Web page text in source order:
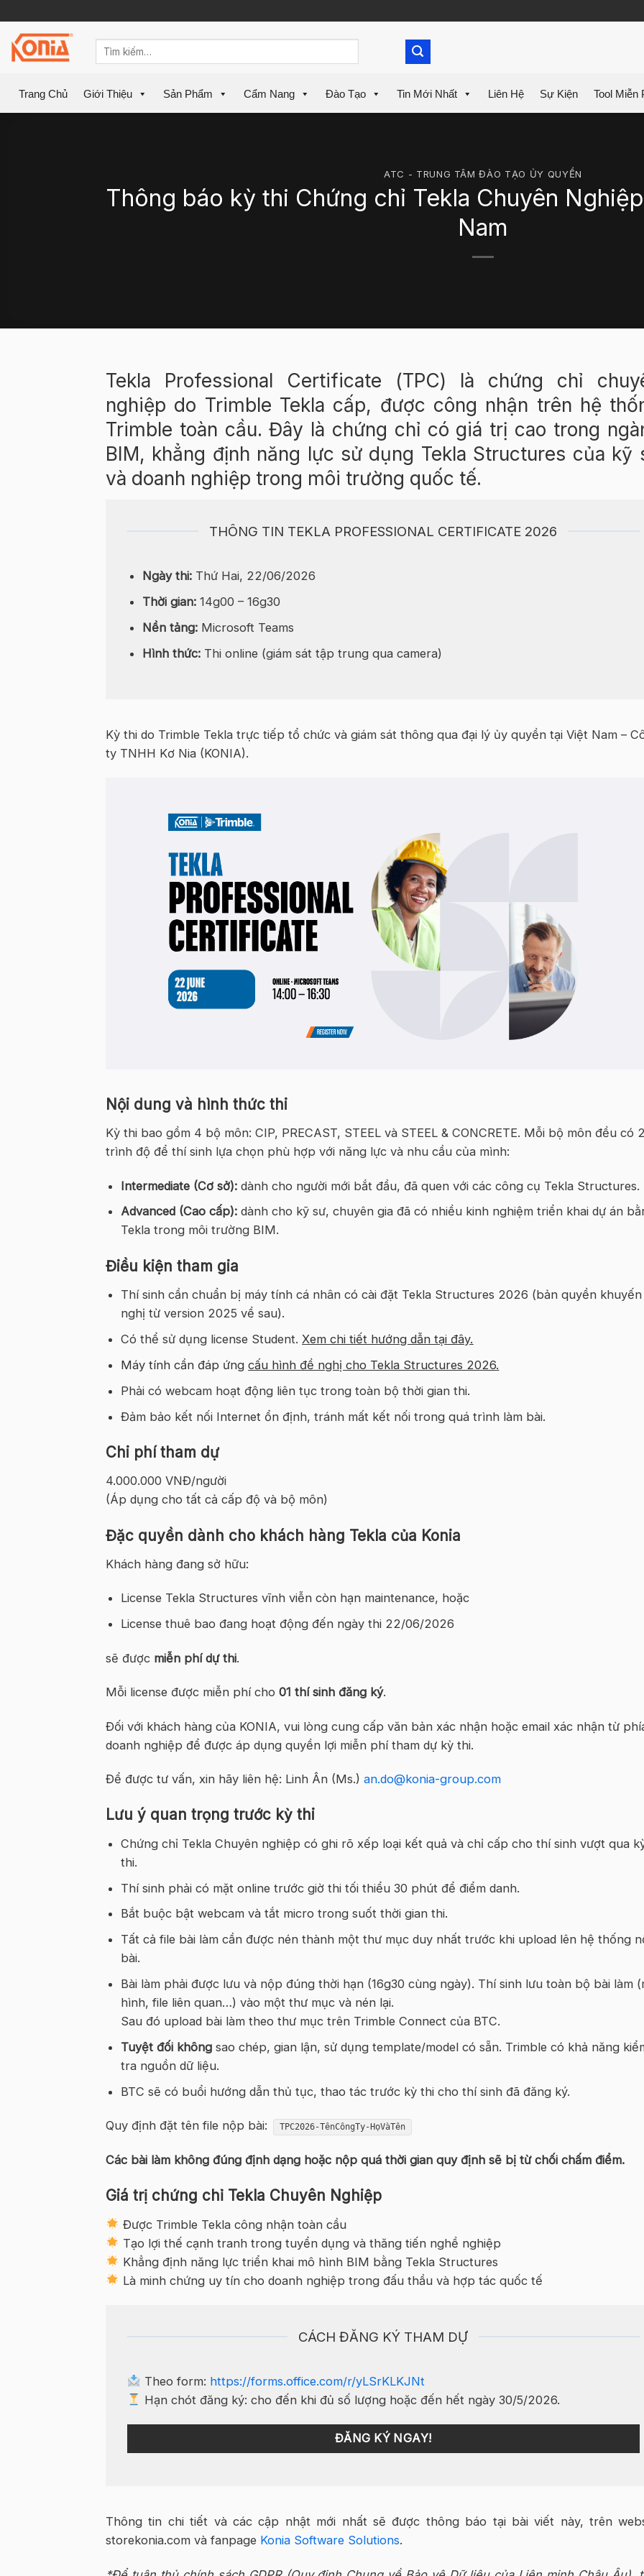
content
Trang Chủ Giới Thiệu Sản Phẩm Cẩm Nang Đào Tạo Tin Mới Nhất Liên Hệ Sự Kiện Tool Miễn
ATC - TRUNG TÂM ĐÀO TẠO ỦY QUYỀN
Thông báo kỳ thi Chứng chỉ Tekla Chuyên
Nam
Tekla Professional Certificate (TPC) là chứng chỉ
nghiệp do Trimble Tekla cấp, được công nhận trên hệ
Trimble toàn cầu. Đây là chứng chỉ có giá trị cao trong
BIM, khẳng định năng lực sử dụng Tekla Structures của kỹ
và doanh nghiệp trong môi trường quốc tế.
THÔNG TIN TEKLA PROFESSIONAL CERTIFICATE 2026
Ngày thi: Thứ Hai, 22/06/2026
Thời gian: 14g00 – 16g30
Nền tảng: Microsoft Teams
Hình thức: Thi online (giám sát tập trung qua camera)
Kỳ thi do Trimble Tekla trực tiếp tổ chức và giám sát thông qua đại lý ủy quyền tại Việt Nam –
ty TNHH Kơ Nia (KONIA).
Nội dung và hình thức thi
Kỳ thi bao gồm 4 bộ môn: CIP, PRECAST, STEEL và STEEL & CONCRETE. Mỗi bộ môn đều có
trình độ để thí sinh lựa chọn phù hợp với năng lực và nhu cầu của mình:
Intermediate (Cơ sở): dành cho người mới bắt đầu, đã quen với các công cụ Tekla Structures.
Advanced (Cao cấp): dành cho kỹ sư, chuyên gia đã có nhiều kinh nghiệm triển khai dự án
Tekla trong môi trường BIM.
Điều kiện tham gia
Thí sinh cần chuẩn bị máy tính cá nhân có cài đặt Tekla Structures 2026 (bản quyền khuyến
nghị từ version 2025 về sau).
Có thể sử dụng license Student.Xem chi tiết hướng dẫn tại đây.
Máy tính cần đáp ứngcấu hình đề nghị cho Tekla Structures 2026.
Phải có webcam hoạt động liên tục trong toàn bộ thời gian thi.
Đảm bảo kết nối Internet ổn định, tránh mất kết nối trong quá trình làm bài.
Chi phí tham dự
4.000.000 VNĐ/người
(Áp dụng cho tất cả cấp độ và bộ môn)
Đặc quyền dành cho khách hàng Tekla của Konia
Khách hàng đang sở hữu:
License Tekla Structures vĩnh viễn còn hạn maintenance, hoặc
License thuê bao đang hoạt động đến ngày thi 22/06/2026
sẽ được miễn phí dự thi.
Mỗi license được miễn phí cho 01 thí sinh đăng ký.
Đối với khách hàng của KONIA, vui lòng cung cấp văn bản xác nhận hoặc email xác nhận từ
doanh nghiệp để được áp dụng quyền lợi miễn phí tham dự kỳ thi.
Để được tư vấn, xin hãy liên hệ: Linh Ân (Ms.) an.do@konia-group.com
Lưu ý quan trọng trước kỳ thi
Chứng chỉ Tekla Chuyên nghiệp có ghi rõ xếp loại kết quả và chỉ cấp cho thí sinh vượt qua
thi.
Thí sinh phải có mặt online trước giờ thi tối thiểu 30 phút để điểm danh.
Bắt buộc bật webcam và tắt micro trong suốt thời gian thi.
Tất cả file bài làm cần được nén thành một thư mục duy nhất trước khi upload lên hệ thống
bài.
Bài làm phải được lưu và nộp đúng thời hạn (16g30 cùng ngày). Thí sinh lưu toàn bộ bài làm
hình, file liên quan…) vào một thư mục và nén lại.
Sau đó upload bài làm theo thư mục trên Trimble Connect của BTC.
Tuyệt đối không sao chép, gian lận, sử dụng template/model có sẵn. Trimble có khả năng
tra nguồn dữ liệu.
BTC sẽ có buổi hướng dẫn thủ tục, thao tác trước kỳ thi cho thí sinh đã đăng ký.
Quy định đặt tên file nộp bài: TPC2026-TênCôngTy-HọVàTên
Các bài làm không đúng định dạng hoặc nộp quá thời gian quy định sẽ bị từ chối chấm điểm.
Giá trị chứng chỉ Tekla Chuyên Nghiệp
Được Trimble Tekla công nhận toàn cầu
Tạo lợi thế cạnh tranh trong tuyển dụng và thăng tiến nghề nghiệp
Khẳng định năng lực triển khai mô hình BIM bằng Tekla Structures
Là minh chứng uy tín cho doanh nghiệp trong đấu thầu và hợp tác quốc tế
CÁCH ĐĂNG KÝ THAM DỰ
Theo form: https://forms.office.com/r/yLSrKLKJNt
Hạn chót đăng ký: cho đến khi đủ số lượng hoặc đến hết ngày 30/5/2026.
ĐĂNG KÝ NGAY!
Thông tin chi tiết và các cập nhật mới nhất sẽ được thông báo tại bài viết này, trên
storekonia.com và fanpage Konia Software Solutions.